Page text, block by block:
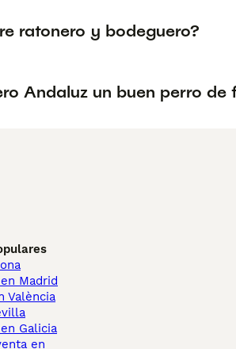
ratonero y bodeguero?
Andaluz un buen perro de
Madrid
València
Galicia
en